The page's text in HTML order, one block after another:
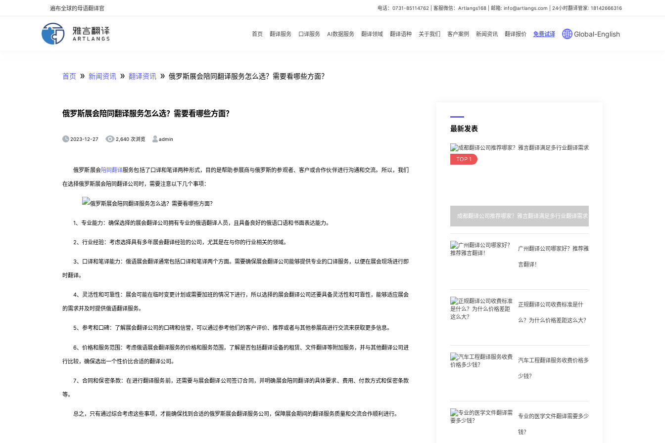
遍布全球的母语翻译官 电话：0731-85114762 | 客服微信：Artlangs168 | 邮箱: info@artlangs.com | 24小时翻译管家: 18142666316
首页 翻译服务 口译服务 AI数据服务 翻译领域 翻译语种 关于我们 客户案例 新闻资讯 翻译报价 免费试译 Global-English
首页 » 新闻资讯 » 翻译资讯 » 俄罗斯展会陪同翻译服务怎么选？需要看哪些方面？
俄罗斯展会陪同翻译服务怎么选？需要看哪些方面？
2023-12-27 2,640 次浏览 admin
俄罗斯展会陪同翻译服务包括了口译和笔译两种形式，目的是帮助参展商与俄罗斯的参观者、客户或合作伙伴进行沟通和交流。所以，我们
在选择俄罗斯展会陪同翻译公司时，需要注意以下几个事项：
1、专业能力：确保选择的展会翻译公司拥有专业的俄语翻译人员，且具备良好的俄语口语和书面表达能力。
2、行业经验：考虑选择具有多年展会翻译经验的公司，尤其是在与你的行业相关的领域。
3、口译和笔译能力：俄语展会翻译通常包括口译和笔译两个方面。需要确保展会翻译公司能够提供专业的口译服务，以便在展会现场进行即
时翻译。
4、灵活性和可靠性：展会可能在临时变更计划或需要加班的情况下进行，所以选择的展会翻译公司还要具备灵活性和可靠性，能够适应展会
的需求并及时提供俄语翻译服务。
5、参考和口碑：了解展会翻译公司的口碑和信誉，可以通过参考他们的客户评价、推荐或者与其他参展商进行交流来获取更多信息。
6、价格和服务范围：考虑俄语展会翻译服务的价格和服务范围，了解是否包括翻译设备的租赁、文件翻译等附加服务，并与其他翻译公司进
行比较，确保选出一个性价比合适的翻译公司。
7、合同和保密条款：在进行翻译服务前，还需要与展会翻译公司签订合同，并明确展会陪同翻译的具体要求、费用、付款方式和保密条款
等。
总之，只有通过综合考虑这些事项，才能确保找到合适的俄罗斯展会翻译服务公司，保障展会期间的翻译服务质量和交流合作顺利进行。
最新发表
TOP 1
成都翻译公司推荐哪家？雅言翻译满足多行业翻译需求
广州翻译公司哪家好？推荐雅
言翻译！
正规翻译公司收费标准是什
么？为什么价格差距这么大？
汽车工程翻译服务收费价格多
少钱？
专业的医学文件翻译需要多少
钱？